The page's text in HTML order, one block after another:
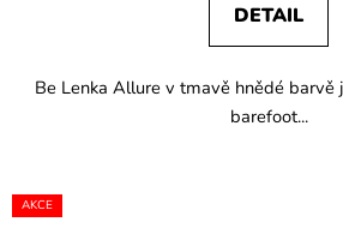
DETAIL
Be Lenka Allure v tmavě hnědé barvě
barefoot...
AKCE